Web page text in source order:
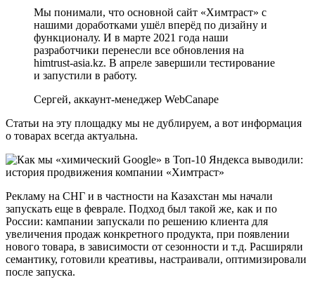
Мы понимали, что основной сайт «Химтраст» с
нашими доработками ушёл вперёд по дизайну и
функционалу. И в марте 2021 года наши
разработчики перенесли все обновления на
himtrust-asia.kz. В апреле завершили тестирование
и запустили в работу.
Сергей, аккаунт-менеджер WebCanape
Статьи на эту площадку мы не дублируем, а вот информация
о товарах всегда актуальна.
Рекламу на СНГ и в частности на Казахстан мы начали
запускать еще в феврале. Подход был такой же, как и по
России: кампании запускали по решению клиента для
увеличения продаж конкретного продукта, при появлении
нового товара, в зависимости от сезонности и т.д. Расширяли
семантику, готовили креативы, настраивали, оптимизировали
после запуска.